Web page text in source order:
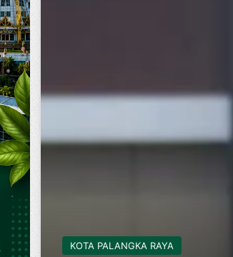
KOTA PALANGKA RAYA